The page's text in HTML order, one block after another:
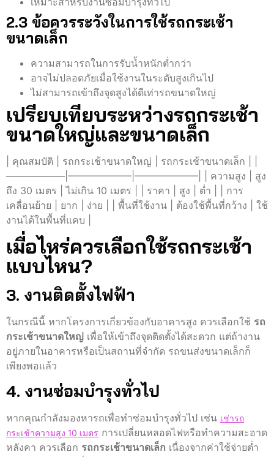
2.3 ข้อควรระวังในการใช้รถกระเช้า
ขนาดเล็ก
ความสามารถในการรับน้ำหนักต่ำกว่า
อาจไม่ปลอดภัยเมื่อใช้งานในระดับสูงเกินไป
ไม่สามารถเข้าถึงจุดสูงได้ดีเท่ารถขนาดใหญ่
เปรียบเทียบระหว่างรถกระเช้า
ขนาดใหญ่และขนาดเล็ก
| คุณสมบัติ | รถกระเช้าขนาดใหญ่ | รถกระเช้าขนาดเล็ก | |
——————|——————–|——————–| | ความสูง | สูง
ถึง 30 เมตร | ไม่เกิน 10 เมตร | | ราคา | สูง | ต่ำ | | การ
เคลื่อนย้าย | ยาก | ง่าย | | พื้นที่ใช้งาน | ต้องใช้พื้นที่กว้าง | ใช้
งานได้ในพื้นที่แคบ |
เมื่อไหร่ควรเลือกใช้รถกระเช้า
แบบไหน?
3. งานติดตั้งไฟฟ้า
ในกรณีนี้ หากโครงการเกี่ยวข้องกับอาคารสูง ควรเลือกใช้ รถ
กระเช้าขนาดใหญ่ เพื่อให้เข้าถึงจุดติดตั้งได้สะดวก แต่ถ้างาน
อยู่ภายในอาคารหรือเป็นสถานที่จำกัด รถขนส่งขนาดเล็กก็
เพียงพอแล้ว
4. งานซ่อมบำรุงทั่วไป
หากคุณกำลังมองหารถเพื่อทำซ่อมบำรุงทั่วไป เช่น เช่ารถ
กระเช้าความสูง 10 เมตร การเปลี่ยนหลอดไฟหรือทำความสะอาด
หลังคา ควรเลือก รถกระเช้าขนาดเล็ก เนื่องจากค่าใช้จ่ายต่ำ